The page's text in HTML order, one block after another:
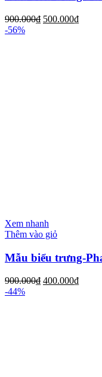
900.000₫ 500.000₫
-56%
Xem nhanh
Thêm vào giỏ
Mẫu biểu trưng-
900.000₫ 400.000₫
-44%